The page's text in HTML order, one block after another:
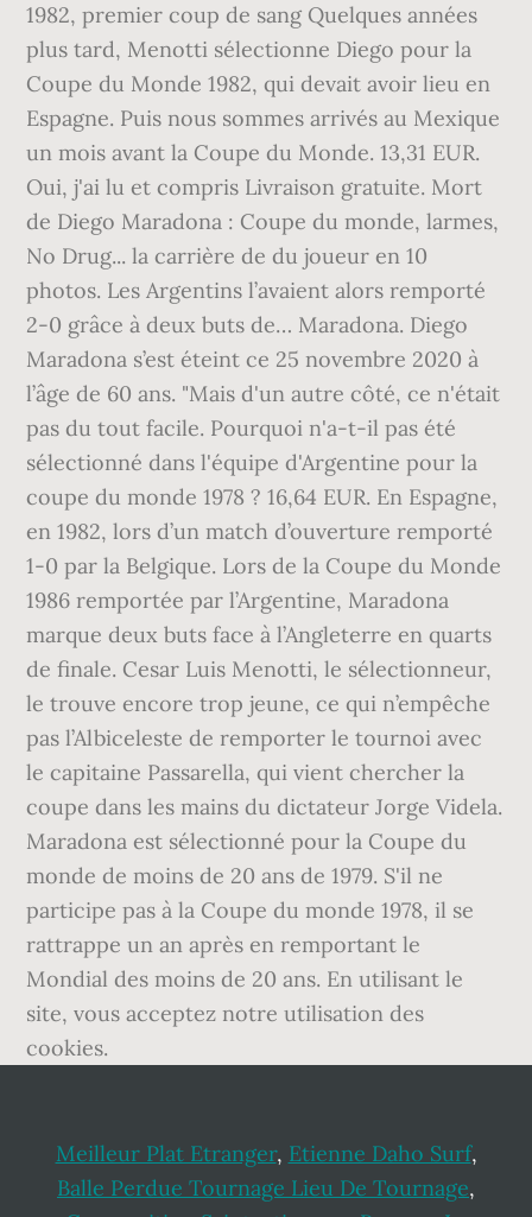
1982, premier coup de sang Quelques années
plus tard, Menotti sélectionne Diego pour la
Coupe du Monde 1982, qui devait avoir lieu en
Espagne. Puis nous sommes arrivés au Mexique
un mois avant la Coupe du Monde. 13,31 EUR.
Oui, j'ai lu et compris Livraison gratuite. Mort
de Diego Maradona : Coupe du monde, larmes,
No Drug... la carrière de du joueur en 10
photos. Les Argentins l’avaient alors remporté
2-0 grâce à deux buts de… Maradona. Diego
Maradona s’est éteint ce 25 novembre 2020 à
l’âge de 60 ans. "Mais d'un autre côté, ce n'était
pas du tout facile. Pourquoi n'a-t-il pas été
sélectionné dans l'équipe d'Argentine pour la
coupe du monde 1978 ? 16,64 EUR. En Espagne,
en 1982, lors d’un match d’ouverture remporté
1-0 par la Belgique. Lors de la Coupe du Monde
1986 remportée par l’Argentine, Maradona
marque deux buts face à l’Angleterre en quarts
de finale. Cesar Luis Menotti, le sélectionneur,
le trouve encore trop jeune, ce qui n’empêche
pas l’Albiceleste de remporter le tournoi avec
le capitaine Passarella, qui vient chercher la
coupe dans les mains du dictateur Jorge Videla.
Maradona est sélectionné pour la Coupe du
monde de moins de 20 ans de 1979. S'il ne
participe pas à la Coupe du monde 1978, il se
rattrappe un an après en remportant le
Mondial des moins de 20 ans. En utilisant le
site, vous acceptez notre utilisation des
cookies.
Meilleur Plat Etranger, Etienne Daho Surf,
Balle Perdue Tournage Lieu De Tournage,